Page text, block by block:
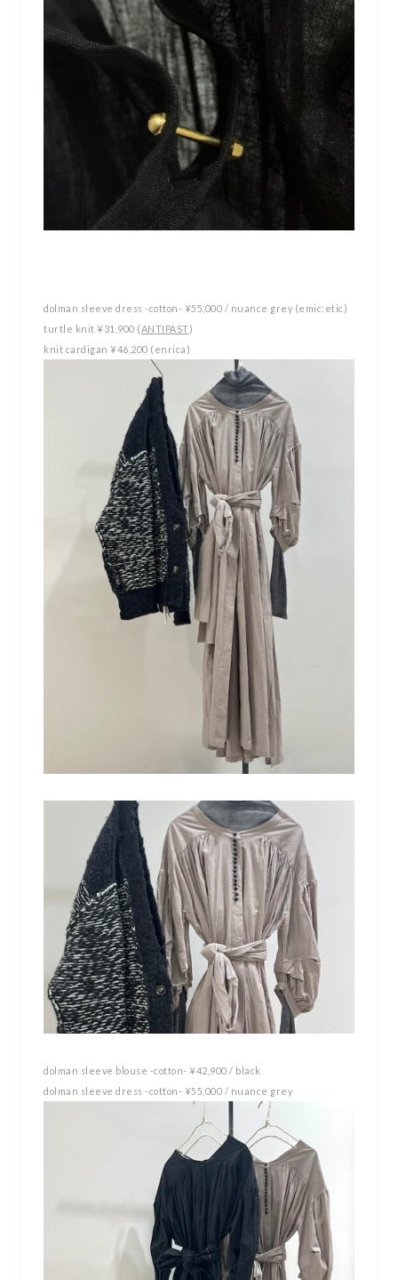
dolman sleeve dress -cotton- ¥55,000 / nuance grey (emic:etic)
turtle knit ¥31,900 (ANTIPAST)
knit cardigan ¥46,200 (enrica)
dolman sleeve blouse -cotton- ¥42,900 / black
dolman sleeve dress -cotton- ¥55,000 / nuance grey